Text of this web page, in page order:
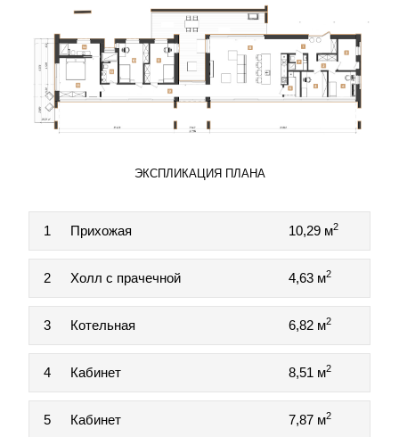
ЭКСПЛИКАЦИЯ ПЛАНА
1 Прихожая 10,29 м2
2 Холл с прачечной 4,63 м2
3 Котельная 6,82 м2
4 Кабинет 8,51 м2
5 Кабинет 7,87 м2